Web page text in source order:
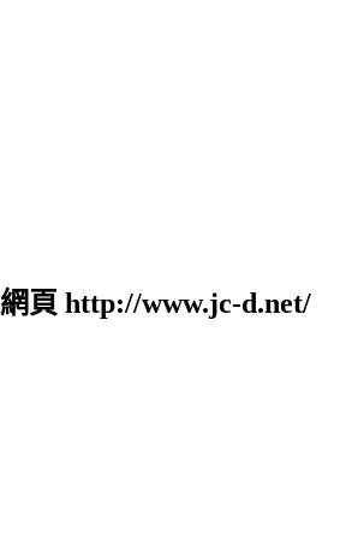
頁 http://www.jc-d.net/